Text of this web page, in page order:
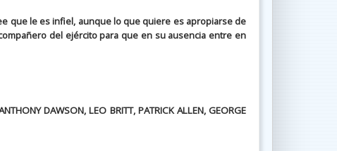
que le es infiel, aunque lo que quiere es apropiarse de
del ejército para que en su ausencia entre en
DAWSON, LEO BRITT, PATRICK ALLEN, GEORGE